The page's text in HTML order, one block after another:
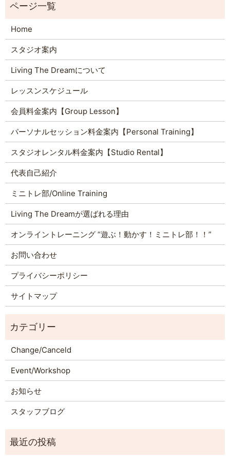
Home
スタジオ案内
Living The Dreamについて
レッスンスケジュール
会員料金案内【Group Lesson】
パーソナルセッション料金案内【Personal Training】
スタジオレンタル料金案内【Studio Rental】
代表自己紹介
ミニトレ部/Online Training
Living The Dreamが選ばれる理由
オンライントレーニング “遊ぶ！動かす！ミニトレ部！！”
お問い合わせ
プライバシーポリシー
サイトマップ
Change/Canceld
Event/Workshop
お知らせ
スタッフブログ